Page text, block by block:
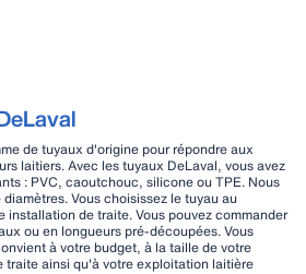
de tuyaux d'origine pour répondre aux
laitiers. Avec les tuyaux DeLaval, vous avez
: PVC, caoutchouc, silicone ou TPE. Nous
Vous choisissez le tuyau au
installation de traite. Vous pouvez commander
ou en longueurs pré-découpées. Vous
à votre budget, à la taille de votre
traite ainsi qu'à votre exploitation laitière